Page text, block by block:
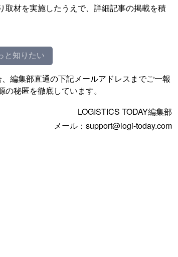
取材を実施したうえで、詳細記事の掲載を積
と知りたい
編集部直通の下記メールアドレスまでご一報
秘匿を徹底しています。
LOGISTICS TODAY編集部
メール：support@logi-today.com